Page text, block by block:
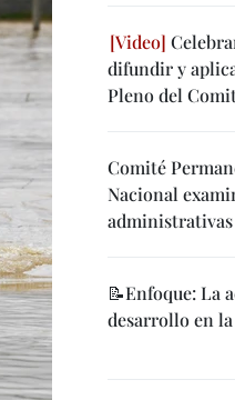
difundir y
Pleno del
Comité
Nacional
administrativas
📝Enfoque: La
desarrollo en la